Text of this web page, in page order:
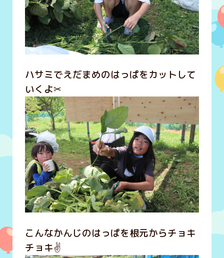
ハサミでえだまめのはっぱをカットして
いくよ✂
こんなかんじのはっぱを根元からチョキ
チョキ✌️